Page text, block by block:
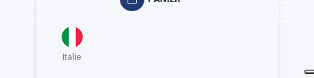
Italie